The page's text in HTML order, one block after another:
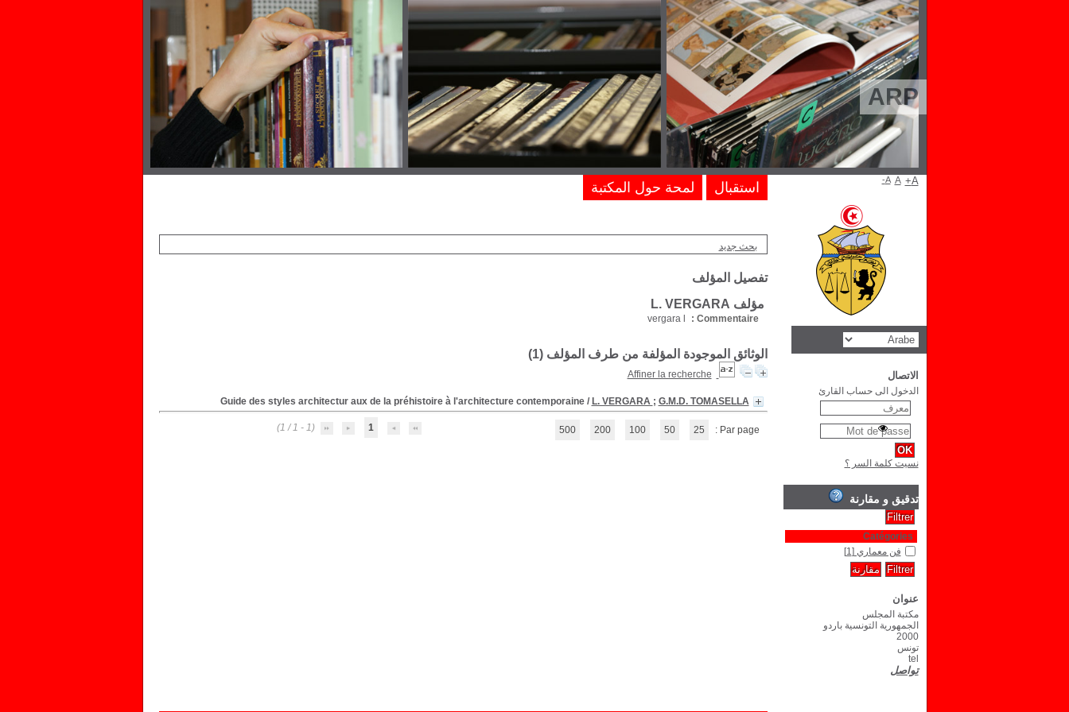
ARP
بحث جديد
تفصيل المؤلف
مؤلف L. VERGARA
Commentaire :
vergara l
الوثائق الموجودة المؤلفة من طرف المؤلف (1
)
Affiner la recherche
Guide des styles architectur aux de la préhistoire à l'architecture contemporaine/ L. VERGARA ; G.M.D. TOMASELLA
1
(1 - 1 / 1) Par page :
25
50
100
200
500
استقبال لمحة حول المكتبة A- A A+
الاتصال
الدخول الى حساب القارئ
نسيت كلمة السر ؟
تدقيق و مقارنة
Catégories
فن معماري [1]
عنوان
مكتبة المجلس
الجمهورية التونسية باردو
2000
تونس
tel
تواصل